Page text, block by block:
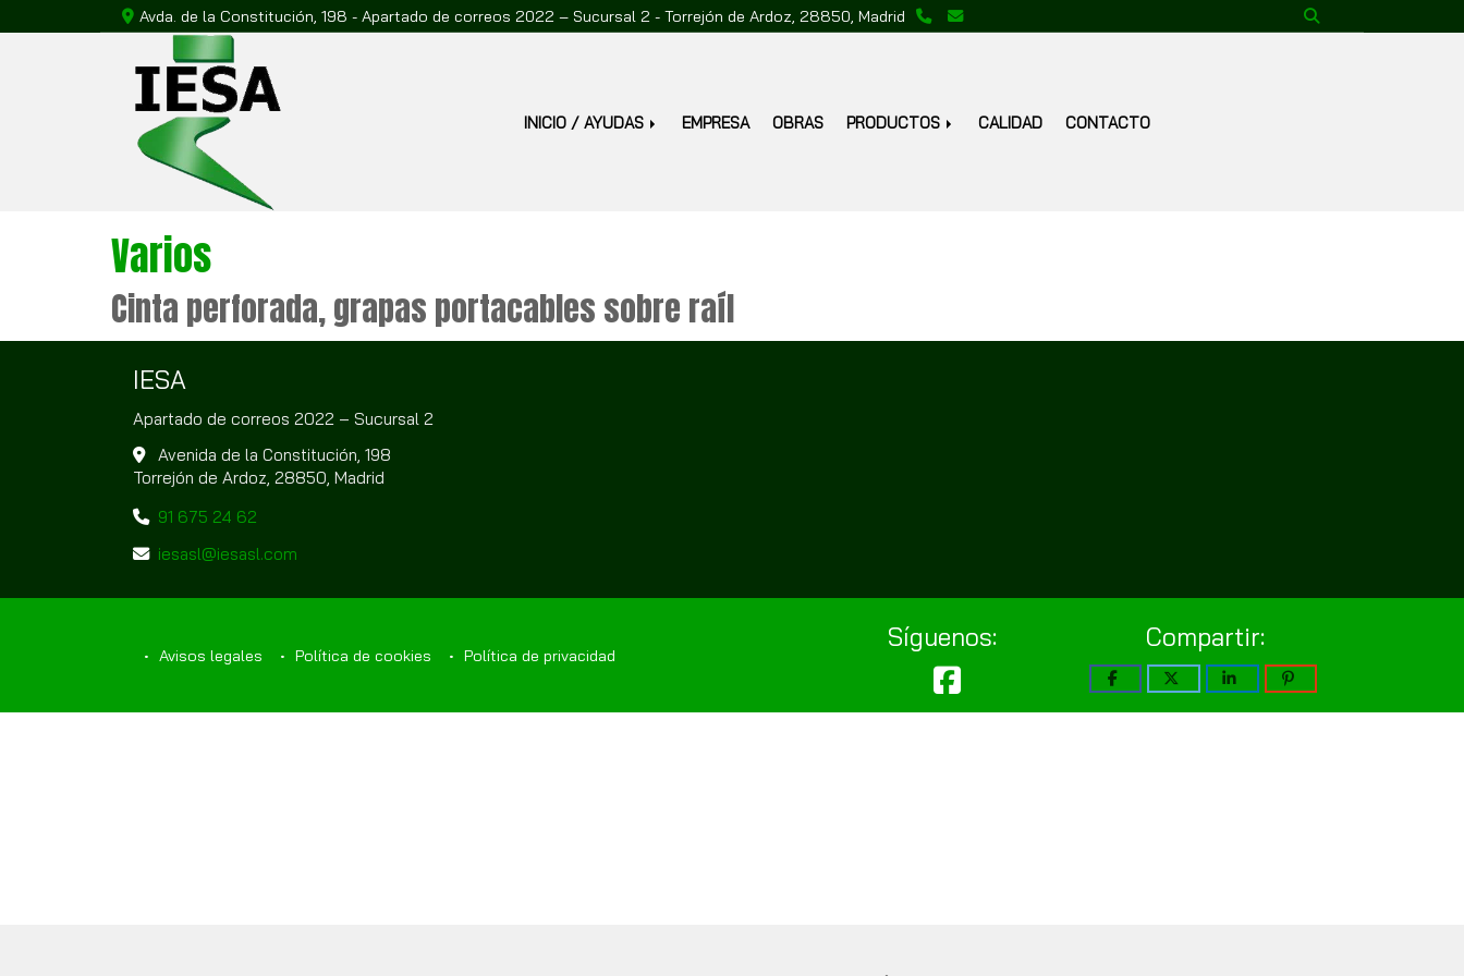
Avda. de la Constitución, 198 - Apartado de correos 2022 – Sucursal 2 - Torrejón de Ardoz, 28850, Madrid
INICIO / AYUDAS EMPRESA OBRAS PRODUCTOS CALIDAD CONTACTO
Productos IESA
Varios
Cinta perforada, grapas portacables sobre raíl
IESA
Apartado de correos 2022 – Sucursal 2
Avenida de la Constitución, 198
Torrejón de Ardoz, 28850, Madrid
91 675 24 62
iesasl
iesasl.com
Avisos legales Política de cookies Política de privacidad
Síguenos: Compartir: